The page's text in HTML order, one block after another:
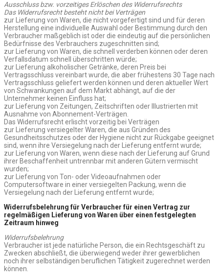
Ausschluss bzw. vorzeitiges Erlöschen des Widerrufsrechts
Das Widerrufsrecht besteht nicht bei Verträgen
zur Lieferung von Waren, die nicht vorgefertigt sind und für deren
Herstellung eine individuelle Auswahl oder Bestimmung durch den
Verbraucher maßgeblich ist oder die eindeutig auf die persönlichen
Bedürfnisse des Verbrauchers zugeschnitten sind;
zur Lieferung von Waren, die schnell verderben können oder deren
Verfallsdatum schnell überschritten würde;
zur Lieferung alkoholischer Getränke, deren Preis bei
Vertragsschluss vereinbart wurde, die aber frühestens 30 Tage nach
Vertragsschluss geliefert werden können und deren aktueller Wert
von Schwankungen auf dem Markt abhängt, auf die der
Unternehmer keinen Einfluss hat;
zur Lieferung von Zeitungen, Zeitschriften oder Illustrierten mit
Ausnahme von Abonnement-Verträgen.
Das Widerrufsrecht erlischt vorzeitig bei Verträgen
zur Lieferung versiegelter Waren, die aus Gründen des
Gesundheitsschutzes oder der Hygiene nicht zur Rückgabe geeignet
sind, wenn ihre Versiegelung nach der Lieferung entfernt wurde;
zur Lieferung von Waren, wenn diese nach der Lieferung auf Grund
ihrer Beschaffenheit untrennbar mit anderen Gütern vermischt
wurden;
zur Lieferung von Ton- oder Videoaufnahmen oder
Computersoftware in einer versiegelten Packung, wenn die
Versiegelung nach der Lieferung entfernt wurde;
Widerrufsbelehrung für Verbraucher für einen Vertrag zur
regelmäßigen Lieferung von Waren über einen festgelegten
Zeitraum hinweg
Widerrufsbelehrung
Verbraucher ist jede natürliche Person, die ein Rechtsgeschäft zu
Zwecken abschließt, die überwiegend weder ihrer gewerblichen
noch ihrer selbständigen beruflichen Tätigkeit zugerechnet werden
können.